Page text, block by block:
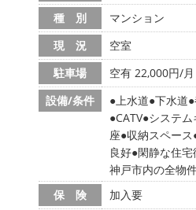
種 別
マンション
現 況
空室
駐車場
空有 22,000円/月
設備/条件
上水道 下水道
CATV システ
座 収納スペース
良好 閑静な住宅
神戸市内の全物
保 険
加入要